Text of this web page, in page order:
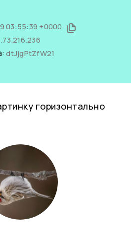
03:55:39 +0000
dtJjgPtZfW21
горизонтально